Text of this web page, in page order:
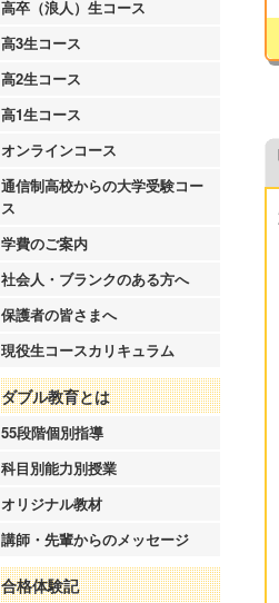
高卒（浪人）生コース
高3生コース
高2生コース
高1生コース
オンラインコース
通信制高校からの大学受験コー
ス
学費のご案内
社会人・ブランクのある方へ
保護者の皆さまへ
現役生コースカリキュラム
ダブル教育とは
55段階個別指導
科目別能力別授業
オリジナル教材
講師・先輩からのメッセージ
合格体験記